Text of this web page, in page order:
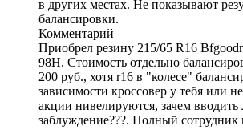
в других местах. Не показывают
балансировки.
Комментарий
Приобрел резину 215/65 R16
98H. Стоимость отдельно
200 руб., хотя r16 в "колесе"
зависимости кроссовер у тебя или
акции нивелируются, зачем вводить
заблуждение???. Полный сотрудник